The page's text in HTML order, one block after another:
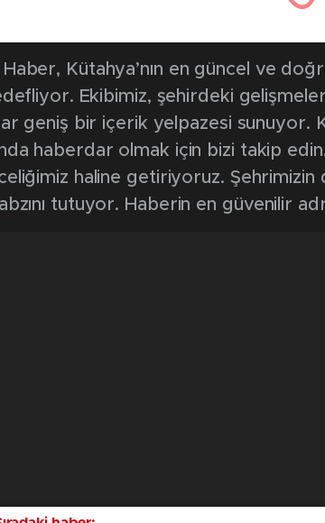
Haber, Kütahya’nın en güncel ve
Ekibimiz, şehirdeki
geniş bir içerik yelpazesi sunuyor.
haberdar olmak için bizi takip edin.
haline getiriyoruz. Şehrimizin
tutuyor. Haberin en güvenilir